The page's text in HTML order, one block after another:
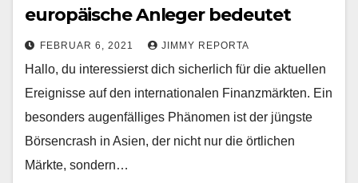
europäische Anleger bedeutet
FEBRUAR 6, 2021 JIMMY REPORTA
Hallo, du interessierst dich sicherlich für die aktuellen
Ereignisse auf den internationalen Finanzmärkten. Ein
besonders augenfälliges Phänomen ist der jüngste
Börsencrash in Asien, der nicht nur die örtlichen
Märkte, sondern…